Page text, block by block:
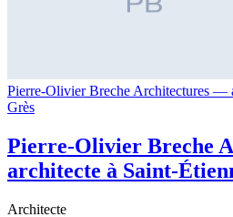
Pierre-Olivier Breche Architectures —
Grès
Pierre-Olivier Breche
architecte à Saint-
Architecte